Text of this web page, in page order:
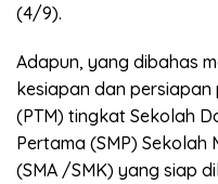
(4/9).
Adapun, yang dibahas
kesiapan dan
(PTM) tingkat Sekolah
Pertama (SMP)
(SMA /SMK) yang siap